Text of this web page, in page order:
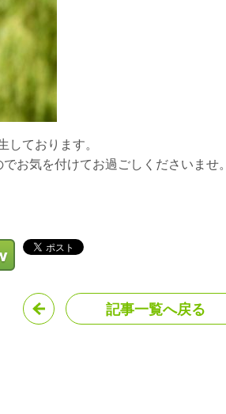
しております。
お気を付けてお過ごしくださいませ。
記事一覧へ戻る